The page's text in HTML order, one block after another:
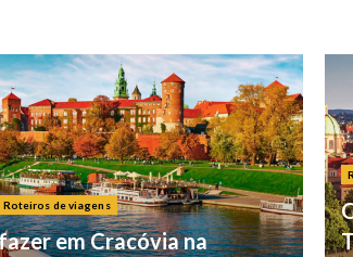
4
Roteiros de viagens
em Cracóvia na